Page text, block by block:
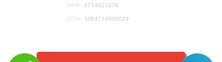
ИНН: 4714021476
ОГРН: 1084714000029